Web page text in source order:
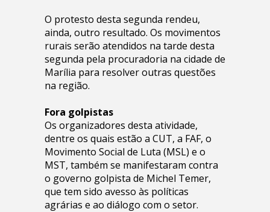
O protesto desta segunda rendeu,
ainda, outro resultado. Os movimentos
rurais serão atendidos na tarde desta
segunda pela procuradoria na cidade de
Marília para resolver outras questões
na região.
Fora golpistas
Os organizadores desta atividade,
dentre os quais estão a CUT, a FAF, o
Movimento Social de Luta (MSL) e o
MST, também se manifestaram contra
o governo golpista de Michel Temer,
que tem sido avesso às políticas
agrárias e ao diálogo com o setor.